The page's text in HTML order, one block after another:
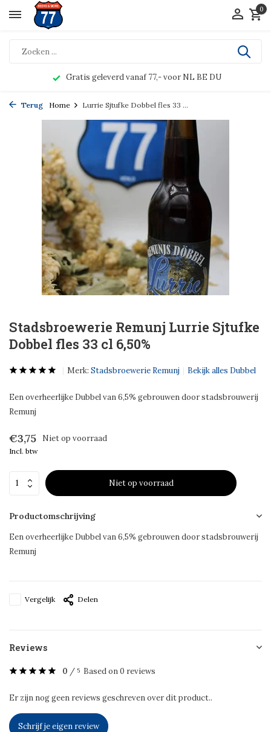
0
Gratis geleverd vanaf 77,- voor NL BE DU
Terug Home Lurrie Sjtufke Dobbel fles 33 ...
Stadsbroewerie Remunj Lurrie Sjtufke
Dobbel fles 33 cl 6,50%
Merk: Stadsbroewerie Remunj Bekijk alles Dubbel
Een overheerlijke Dubbel van 6,5% gebrouwen door stadsbrouwerij
Remunj
€3,75 Niet op voorraad
Incl. btw
Niet op voorraad
Productomschrijving
Een overheerlijke Dubbel van 6,5% gebrouwen door stadsbrouwerij
Remunj
Vergelijk Delen
Reviews
0 / 5 Based on 0 reviews
Er zijn nog geen reviews geschreven over dit product..
Schrijf je eigen review